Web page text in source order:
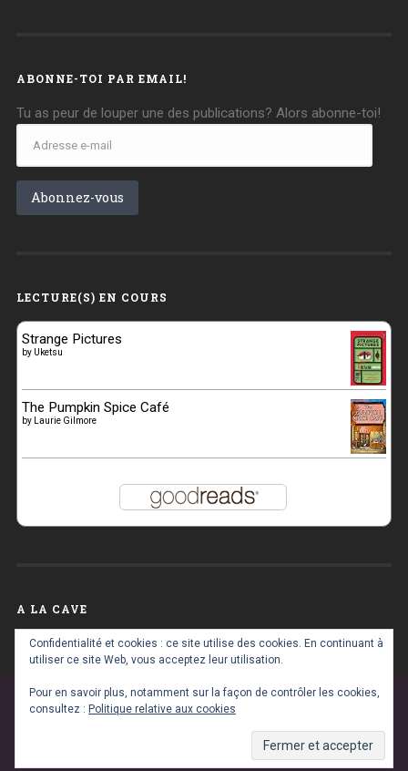
ABONNE-TOI PAR EMAIL!
Tu as peur de louper une des publications? Alors abonne-toi!
Adresse
Abonnez-vous
LECTURE(S) EN COURS
Strange Pictures
by Uketsu
The Pumpkin Spice Café
by Laurie Gilmore
A LA CAVE
cave
FIÈREMENT PROPULSÉ PAR WORDPRESS
RETOUR EN HAUT ↑
Confidentialité et cookies : ce site utilise des cookies. En continuant à
utiliser ce site Web, vous acceptez leur utilisation.
Pour en savoir plus, notamment sur la façon de contrôler les cookies,
consultez : Politique relative aux cookies